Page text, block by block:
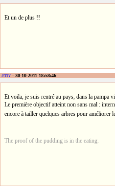
Et un de plus !!
#117 - 30-10-2011 18:58:46
Et voila, je suis rentré au pays, dans la pampa
Le première objectif atteint non sans mal :
encore à tailler quelques arbres pour améliorer
The proof of the pudding is in the eating.